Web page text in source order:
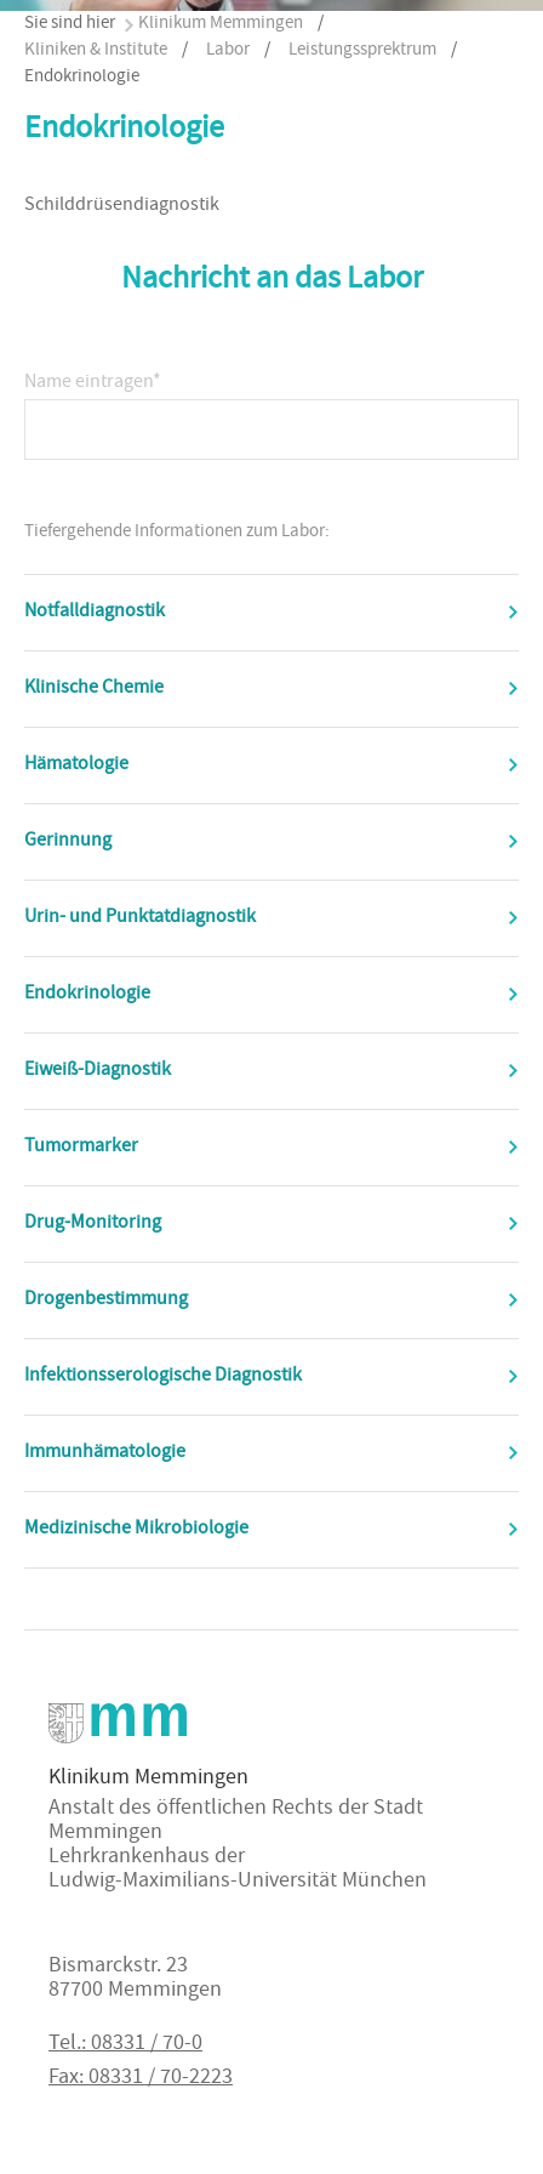
Sie sind hier Klinikum Memmingen /
Kliniken & Institute / Labor / Leistungssprektrum /
Endokrinologie
Endokrinologie
Schilddrüsendiagnostik
Nachricht an das Labor
Name eintragen*
Tiefergehende Informationen zum Labor:
Notfalldiagnostik
Klinische Chemie
Hämatologie
Gerinnung
Urin- und Punktatdiagnostik
Endokrinologie
Eiweiß-Diagnostik
Tumormarker
Drug-Monitoring
Drogenbestimmung
Infektionsserologische Diagnostik
Immunhämatologie
Medizinische Mikrobiologie
Klinikum Memmingen
Anstalt des öffentlichen Rechts der Stadt
Memmingen
Lehrkrankenhaus der
Ludwig-Maximilians-Universität München
Bismarckstr. 23
87700 Memmingen
Tel.: 08331 / 70-0
Fax: 08331 / 70-2223